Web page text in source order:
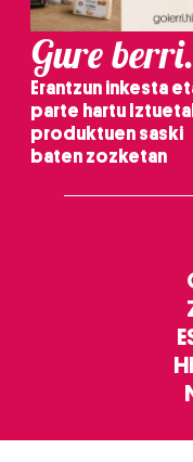
Gure berri.
Erantzun inkesta
parte hartu
produktuen saski
baten zozketan